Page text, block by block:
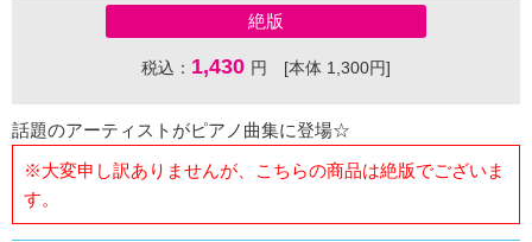
絶版
税込： 1,430 円 [本体 1,300円]
話題のアーティストがピアノ曲集に登場☆
※大変申し訳ありませんが、こちらの商品は絶版でございま
す。